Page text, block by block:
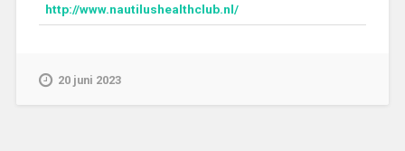
http://www.nautilushealthclub.nl/
20 juni 2023